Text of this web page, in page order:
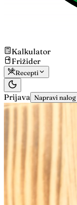
Kalkulator
Frižider
Recepti
Prijava Napravi nalog